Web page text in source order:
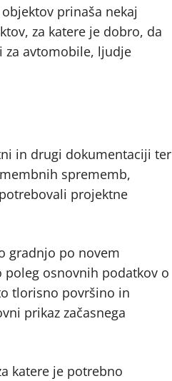
prinaša nekaj
za katere je dobro, da
za avtomobile, ljudje
in drugi dokumentaciji ter
sprememb,
projektne
gradnjo po novem
osnovnih podatkov o
tlorisno površino in
prikaz začasnega
katere je potrebno